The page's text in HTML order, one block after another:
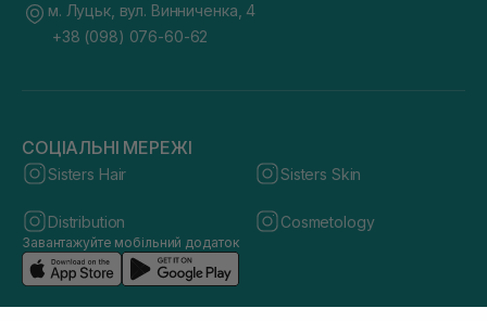
м. Луцьк, вул. Винниченка, 4
+38 (098) 076-60-62
СОЦІАЛЬНІ МЕРЕЖІ
Sisters Hair Sisters Skin
Distribution Cosmetology
Завантажуйте мобільний додаток